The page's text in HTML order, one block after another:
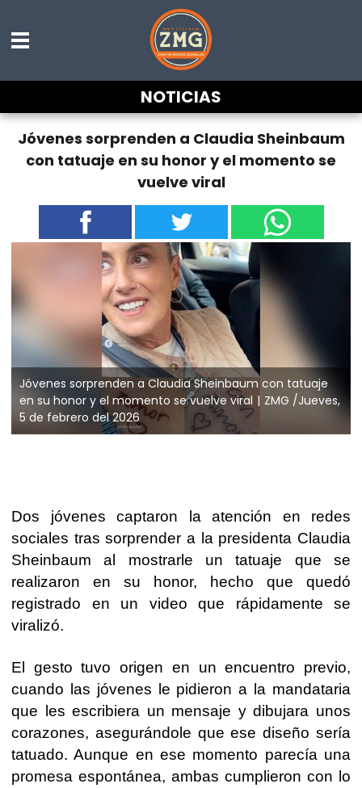
NOTICIAS
Jóvenes sorprenden a Claudia Sheinbaum
con tatuaje en su honor y el momento se
vuelve viral
Jóvenes sorprenden a Claudia Sheinbaum con tatuaje
en su honor y el momento se vuelve viral
ZMG /Jueves,
5 de febrero del 2026
Dos jóvenes captaron la atención en redes
sociales tras sorprender a la presidenta Claudia
Sheinbaum al mostrarle un tatuaje que se
realizaron en su honor, hecho que quedó
registrado en un video que rápidamente se
viralizó.
El gesto tuvo origen en un encuentro previo,
cuando las jóvenes le pidieron a la mandataria
que les escribiera un mensaje y dibujara unos
corazones, asegurándole que ese diseño sería
tatuado. Aunque en ese momento parecía una
promesa espontánea, ambas cumplieron con lo